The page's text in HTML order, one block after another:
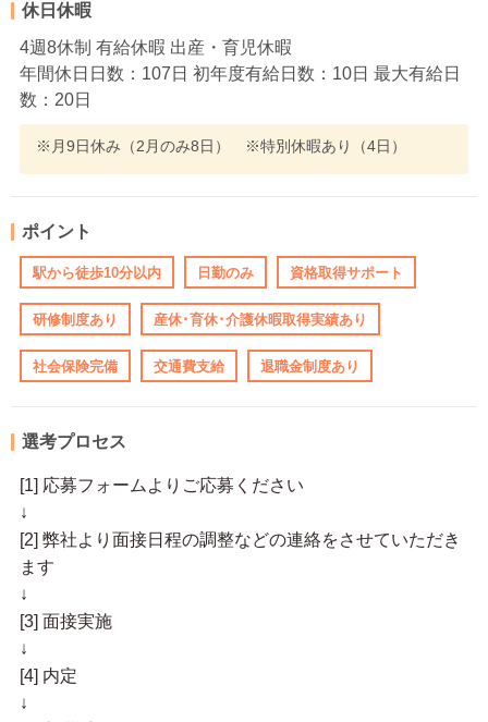
休日休暇
4週8休制 有給休暇 出産・育児休暇
年間休日日数：107日 初年度有給日数：10日 最大有給日
数：20日
※月9日休み（2月のみ8日） ※特別休暇あり（4日）
ポイント
駅から徒歩10分以内 日勤のみ 資格取得サポート
研修制度あり 産休･育休･介護休暇取得実績あり
社会保険完備 交通費支給 退職金制度あり
選考プロセス
[1] 応募フォームよりご応募ください
↓
[2] 弊社より面接日程の調整などの連絡をさせていただき
ます
↓
[3] 面接実施
↓
[4] 内定
↓